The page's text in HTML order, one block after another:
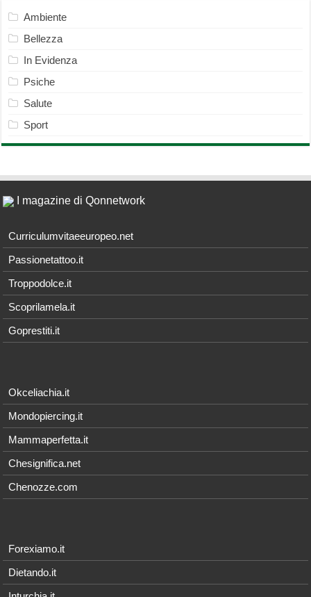
Ambiente
Bellezza
In Evidenza
Psiche
Salute
Sport
I magazine di Qonnetwork
Curriculumvitaeeuropeo.net
Passionetattoo.it
Troppodolce.it
Scoprilamela.it
Goprestiti.it
Okceliachia.it
Mondopiercing.it
Mammaperfetta.it
Chesignifica.net
Chenozze.com
Forexiamo.it
Dietando.it